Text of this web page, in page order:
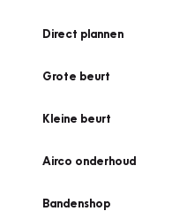
Direct plannen
Grote beurt
Kleine beurt
Airco onderhoud
Bandenshop